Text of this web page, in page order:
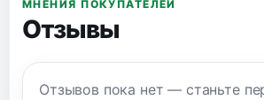
МНЕНИЯ ПОКУПАТЕЛЕЙ
Отзывы
Отзывов пока нет — станьте